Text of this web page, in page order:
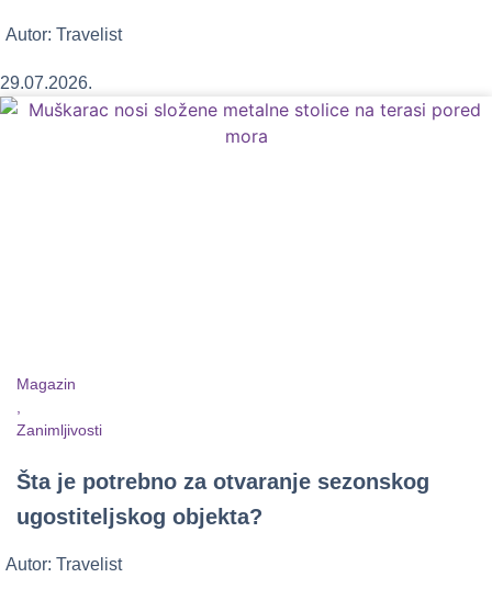
Autor: Travelist
29.07.2026.
Magazin
Zanimljivosti
Šta je potrebno za otvaranje sezonskog
ugostiteljskog objekta?
Autor: Travelist